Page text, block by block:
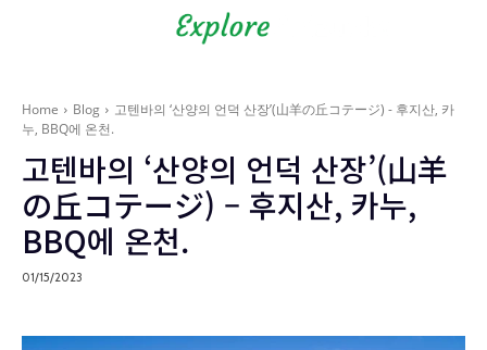
Home Blog
고텐바의 ‘산양의 언덕 산장’(山羊の丘コテージ) - 후지산, 카
누, BBQ에 온천.
고텐바의 ‘산양의 언덕 산장’(山羊
の丘コテージ) – 후지산, 카누,
BBQ에 온천.
01/15/2023